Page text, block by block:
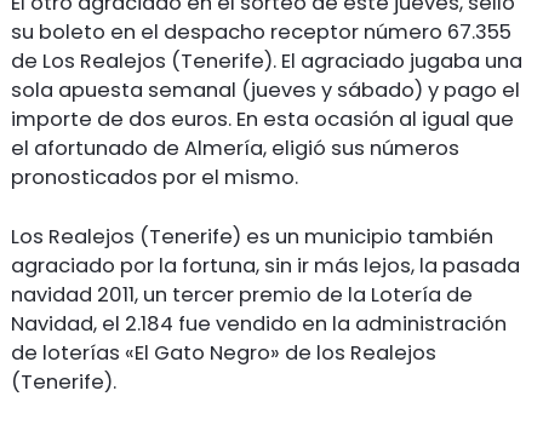
su boleto en el despacho receptor número 67.355
de Los Realejos (Tenerife). El agraciado jugaba una
sola apuesta semanal (jueves y sábado) y pago el
importe de dos euros. En esta ocasión al igual que
el afortunado de Almería, eligió sus números
pronosticados por el mismo.
Los Realejos (Tenerife) es un municipio también
agraciado por la fortuna, sin ir más lejos, la pasada
navidad 2011, un tercer premio de la Lotería de
Navidad, el 2.184 fue vendido en la administración
de loterías «El Gato Negro» de los Realejos
(Tenerife).